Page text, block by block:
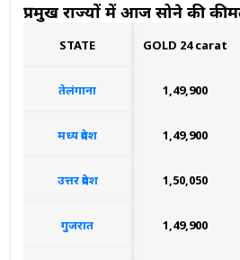
प्रमुख राज्यों में आज सोने की
STATE GOLD 24 carat
तेलंगाना ₹1,49,900
मध्य प्रदेश ₹1,49,900
उत्तर प्रदेश ₹1,50,050
गुजरात ₹1,49,900